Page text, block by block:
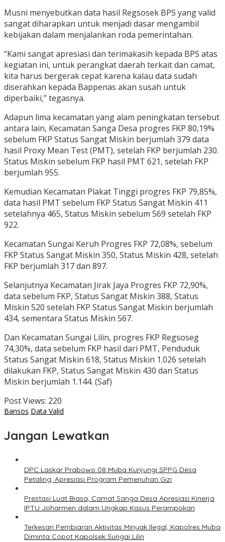
Musni menyebutkan data hasil Regsosek BPS yang valid
sangat diharapkan untuk menjadi dasar mengambil
kebijakan dalam menjalankan roda pemerintahan.
“Kami sangat apresiasi dan terimakasih kepada BPS atas
kegiatan ini, untuk perangkat daerah terkait dan camat,
kita harus bergerak cepat karena kalau data sudah
diserahkan kepada Bappenas akan susah untuk
diperbaiki,” tegasnya.
Adapun lima kecamatan yang alam peningkatan tersebut
antara lain, Kecamatan Sanga Desa progres FKP 80,19%
sebelum FKP Status Sangat Miskin berjumlah 379 data
hasil Proxy Mean Test (PMT), setelah FKP berjumlah 230.
Status Miskin sebelum FKP hasil PMT 621, setelah FKP
berjumlah 955.
Kemudian Kecamatan Plakat Tinggi progres FKP 79,85%,
data hasil PMT sebelum FKP Status Sangat Miskin 411
setelahnya 465, Status Miskin sebelum 569 setelah FKP
922.
Kecamatan Sungai Keruh Progres FKP 72,08%, sebelum
FKP Status Sangat Miskin 350, Status Miskin 428, setelah
FKP berjumlah 317 dan 897.
Selanjutnya Kecamatan Jirak Jaya Progres FKP 72,90%,
data sebelum FKP, Status Sangat Miskin 388, Status
Miskin 520 setelah FKP Status Sangat Miskin berjumlah
434, sementara Status Miskin 567.
Dan Kecamatan Sungai Lilin, progres FKP Regsoseg
74,30%, data sebelum FKP hasil dari PMT, Penduduk
Status Sangat Miskin 618, Status Miskin 1.026 setelah
dilakukan FKP, Status Sangat Miskin 430 dan Status
Miskin berjumlah 1.144. (Saf)
Post Views: 220
Bansos Data Valid
Jangan Lewatkan
DPC Laskar Prabowo 08 Muba Kunjungi SPPG Desa
Petaling, Apresiasi Program Pemenuhan Gizi
Prestasi Luat Biasa, Camat Sanga Desa Apresiasi Kinerja
IPTU Joharmen dalam Ungkap Kasus Perampokan
Terkesan Pembiaran Aktivitas Minyak Ilegal, Kapolres Muba
Diminta Copot Kapolsek Sungai Lilin